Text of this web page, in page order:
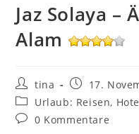
Jaz Solaya –
Alam
Beitrags-
Autor:
tina
Beitrag
17.
Beitrags-
Kategorie:
Urlaub: Reisen,
Beitrags-
0 Kommentare